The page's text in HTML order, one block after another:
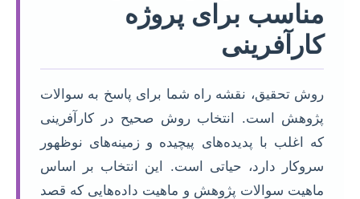
مناسب برای پروژه
کارآفرینی
روش تحقیق، نقشه راه شما برای پاسخ به سوالات
پژوهش است. انتخاب روش صحیح در کارآفرینی
که اغلب با پدیده‌های پیچیده و زمینه‌های نوظهور
سروکار دارد، حیاتی است. این انتخاب بر اساس
ماهیت سوالات پژوهش و ماهیت داده‌هایی که قصد